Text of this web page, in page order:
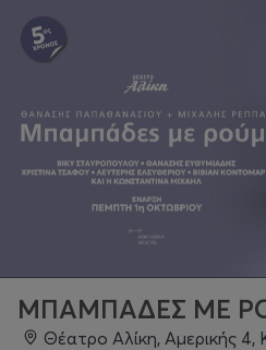
ΜΠΑΜΠΑΔΕΣ ΜΕ
Θέατρο Αλίκη, Αμερικής